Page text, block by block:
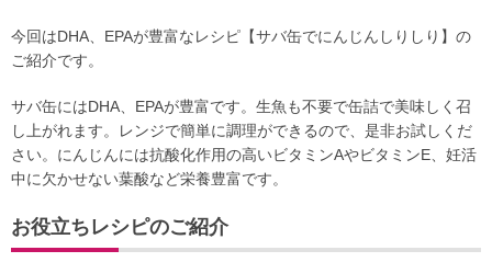
今回はDHA、EPAが豊富なレシピ【サバ缶でにんじんしりしり】の
ご紹介です。
サバ缶にはDHA、EPAが豊富です。生魚も不要で缶詰で美味しく召
し上がれます。レンジで簡単に調理ができるので、是非お試しくだ
さい。にんじんには抗酸化作用の高いビタミンAやビタミンE、妊活
中に欠かせない葉酸など栄養豊富です。
お役立ちレシピのご紹介